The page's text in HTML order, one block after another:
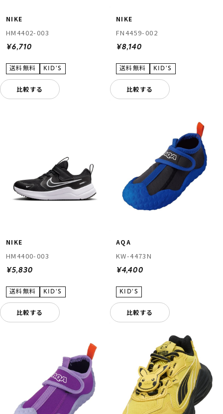
NIKE
HM4402-003
¥6,710
比較する
NIKE
FN4459-002
¥8,140
比較する
NIKE
HM4400-003
¥5,830
比較する
AQA
KW-4473N
¥4,400
比較する